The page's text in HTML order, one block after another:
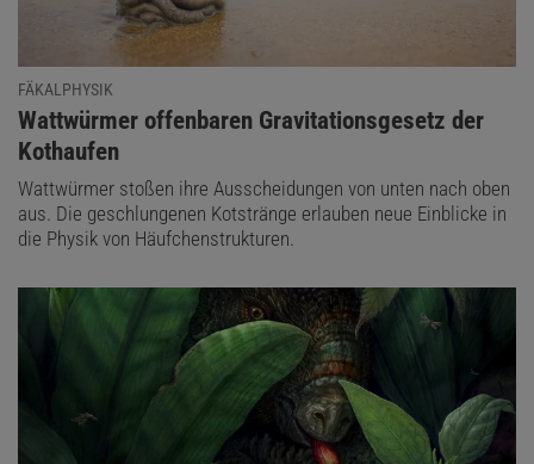
FÄKALPHYSIK
:
Wattwürmer offenbaren Gravitationsgesetz der
Kothaufen
Wattwürmer stoßen ihre Ausscheidungen von unten nach oben
aus. Die geschlungenen Kotstränge erlauben neue Einblicke in
die Physik von Häufchenstrukturen.